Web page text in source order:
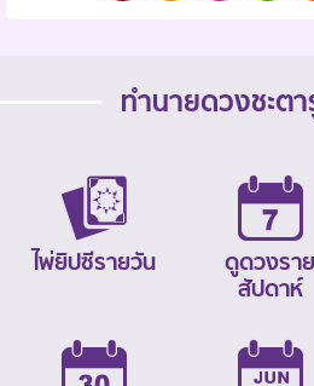
ทำนายดวงชะต
ไพ่ยิปซีรายวัน
ดูดวงราย
สัปดาห์